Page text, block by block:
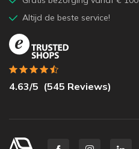
Altijd de beste service!
4.63/5 (545 Reviews)